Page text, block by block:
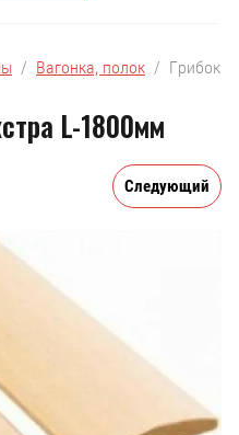
  /
Вагонка, полок
  /  Грибок
L-1800мм
Следующий